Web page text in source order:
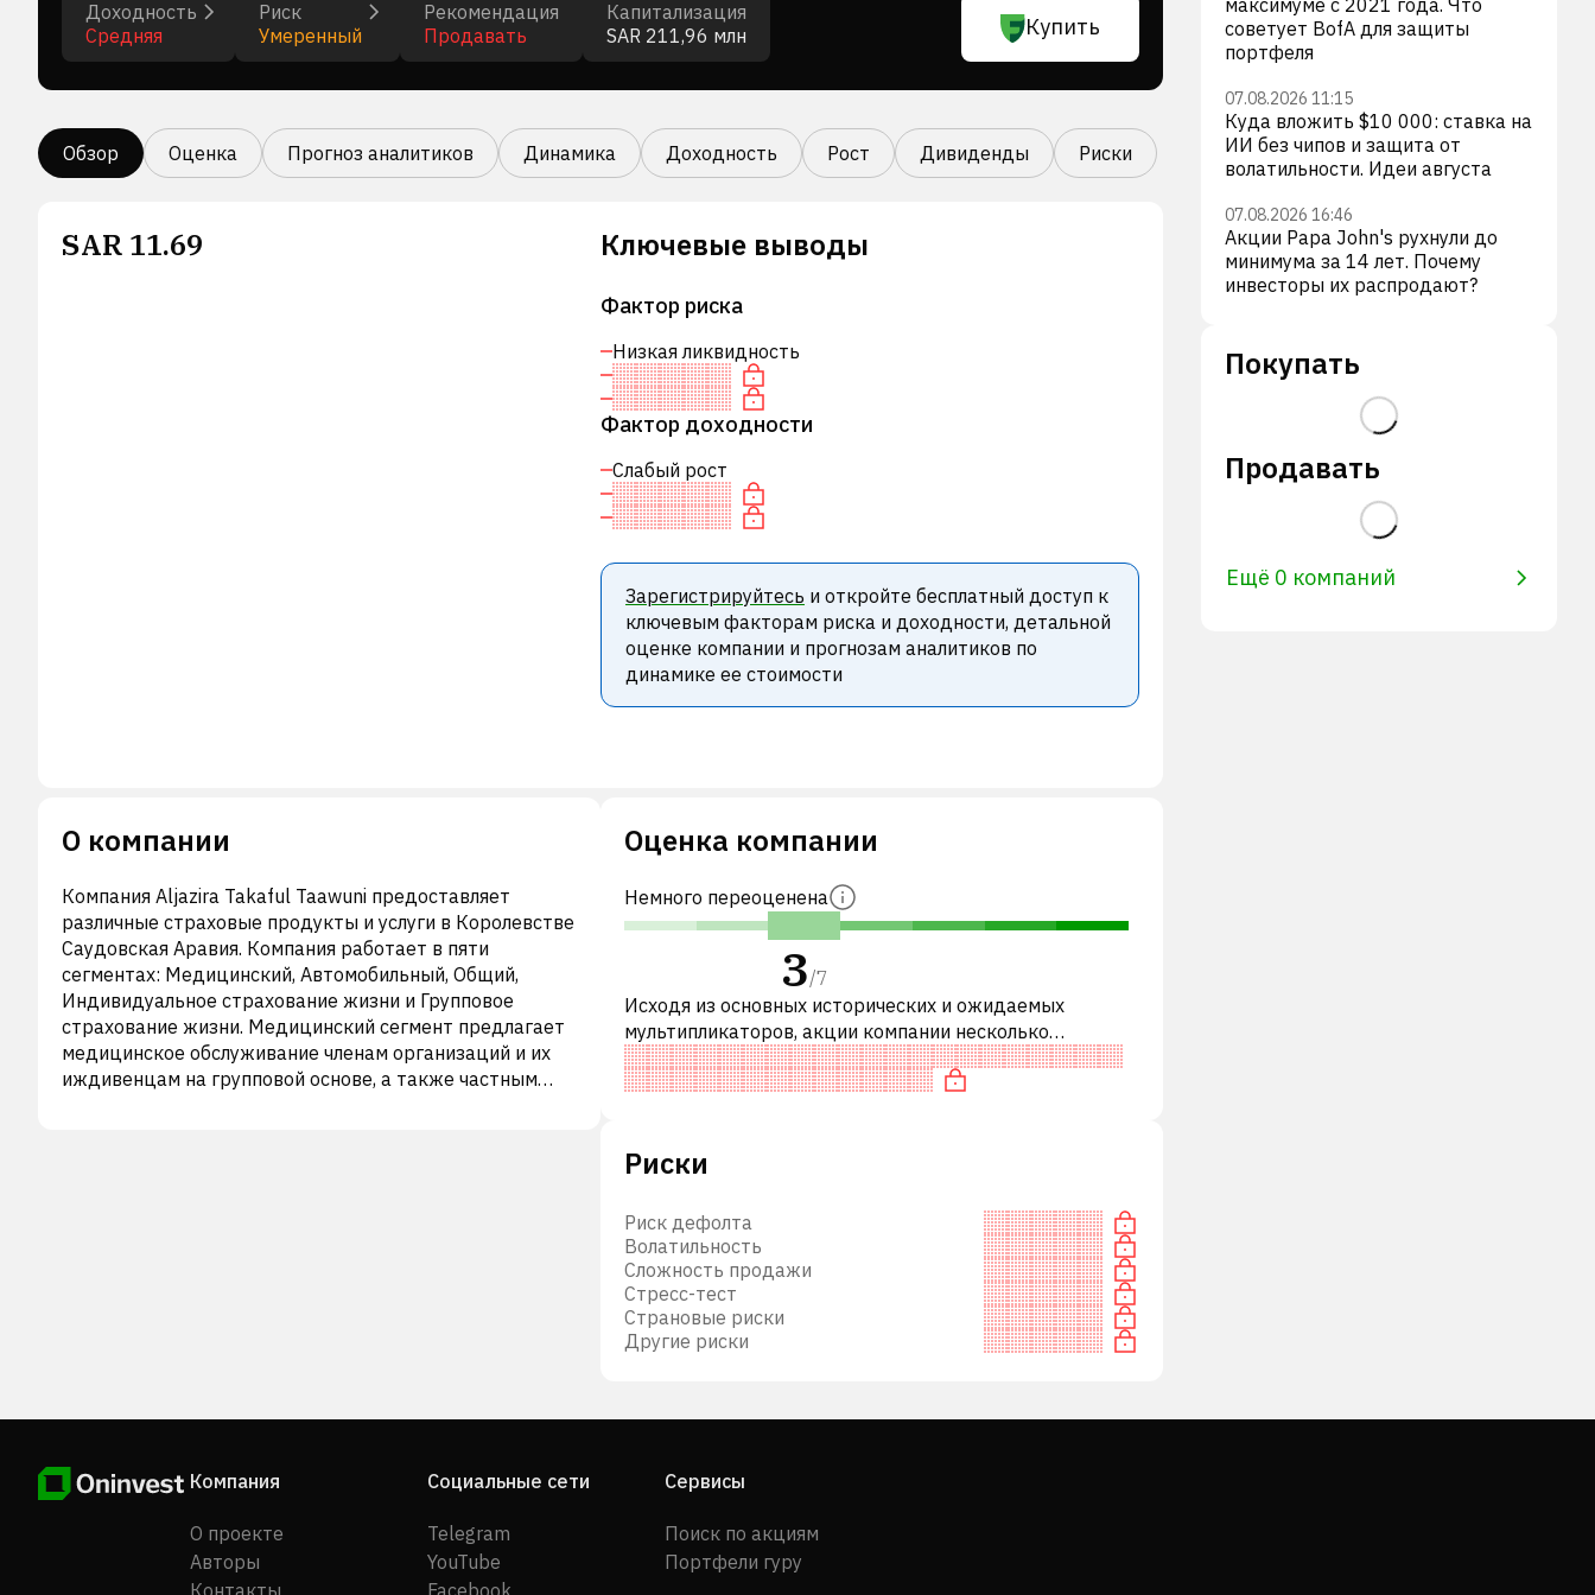
Доходность
Средняя
Риск
Умеренный
Рекомендация
Продавать
Капитализация
SAR 211,96 млн
Купить
Обзор Оценка Прогноз аналитиков Динамика Доходность Рост Дивиденды Риски
SAR 11.69 Ключевые выводы
Фактор риска
Низкая ликвидность
Фактор доходности
Слабый рост
Зарегистрируйтесь и откройте бесплатный доступ к
ключевым факторам риска и доходности, детальной
оценке компании и прогнозам аналитиков по
динамике ее стоимости
О компании
Компания Aljazira Takaful Taawuni предоставляет
различные страховые продукты и услуги в Королевстве
Саудовская Аравия. Компания работает в пяти
сегментах: Медицинский, Автомобильный, Общий,
Индивидуальное страхование жизни и Групповое
страхование жизни. Медицинский сегмент предлагает
медицинское обслуживание членам организаций и их
иждивенцам на групповой основе, а также частным
страхования жизни, в том числе инвестиционно-
индивидуальной основе. Сегмент "Групповое
страхование жизни" предлагает программы защиты
жизни членов организаций на групповой основе, а
также льготы по кредитной защите в отношении
персонального кредита, выданного финансирующей
Оценка компании
Немного переоценена
3/7
Исходя из основных исторических и ожидаемых
мультипликаторов, акции компании несколько
переоценены по сравнению с аналогичными
компаниями. В частности, акция компании пер
Риски
Риск дефолта
Волатильность
Сложность продажи
Стресс-тест
Страновые риски
Другие риски
максимуме с 2021 года. Что
советует BofA для защиты
портфеля
07.08.2026 11:15
Куда вложить $10 000: ставка на
ИИ без чипов и защита от
волатильности. Идеи августа
07.08.2026 16:46
Акции Papa John's рухнули до
минимума за 14 лет. Почему
инвесторы их распродают?
Покупать
Продавать
Ещё 0 компаний
Компания
О проекте
Авторы
Контакты
Социальные сети
Telegram
YouTube
Facebook
Сервисы
Поиск по акциям
Портфели гуру